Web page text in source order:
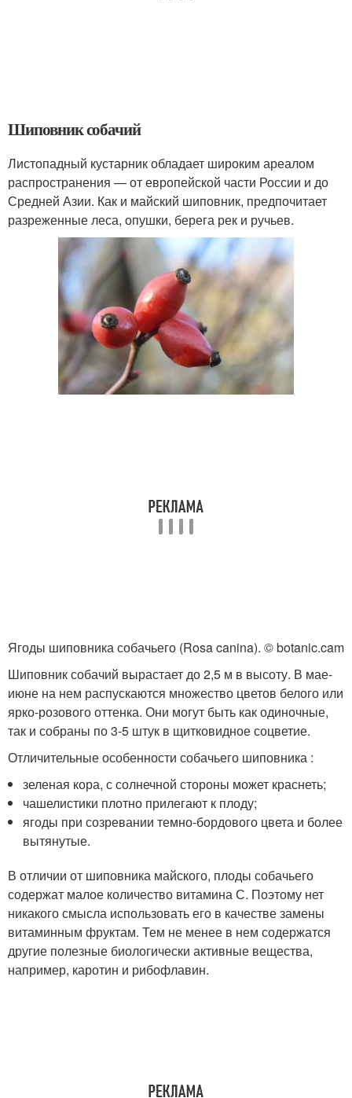
Шиповник собачий
Листопадный кустарник обладает широким ареалом
распространения — от европейской части России и до
Средней Азии. Как и майский шиповник, предпочитает
разреженные леса, опушки, берега рек и ручьев.
Ягоды шиповника собачьего (Rosa canina). © botanic.cam
Шиповник собачий вырастает до 2,5 м в высоту. В мае-
июне на нем распускаются множество цветов белого или
ярко-розового оттенка. Они могут быть как одиночные,
так и собраны по 3-5 штук в щитковидное соцветие.
Отличительные особенности собачьего шиповника :
зеленая кора, с солнечной стороны может краснеть;
чашелистики плотно прилегают к плоду;
ягоды при созревании темно-бордового цвета и более
вытянутые.
В отличии от шиповника майского, плоды собачьего
содержат малое количество витамина С. Поэтому нет
никакого смысла использовать его в качестве замены
витаминным фруктам. Тем не менее в нем содержатся
другие полезные биологически активные вещества,
например, каротин и рибофлавин.